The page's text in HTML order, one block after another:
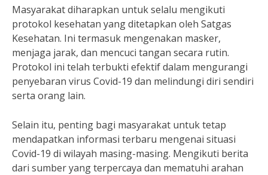
Masyarakat diharapkan untuk selalu mengikuti
protokol kesehatan yang ditetapkan oleh Satgas
Kesehatan. Ini termasuk mengenakan masker,
menjaga jarak, dan mencuci tangan secara rutin.
Protokol ini telah terbukti efektif dalam mengurangi
penyebaran virus Covid-19 dan melindungi diri sendiri
serta orang lain.
Selain itu, penting bagi masyarakat untuk tetap
mendapatkan informasi terbaru mengenai situasi
Covid-19 di wilayah masing-masing. Mengikuti berita
dari sumber yang terpercaya dan mematuhi arahan